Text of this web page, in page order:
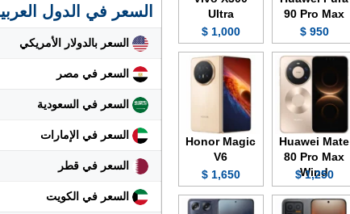
السعر في الدول
السعر بالدولار الأمريكي
السعر في مصر
السعر في السعودية
السعر في الإمارات
السعر في قطر
السعر في الكويت
90 Pro Max
950 $
Ultra
1,000 $
Huawei Mate
80 Pro Max
Wind
1,250 $
Honor Magic
V6
1,650 $